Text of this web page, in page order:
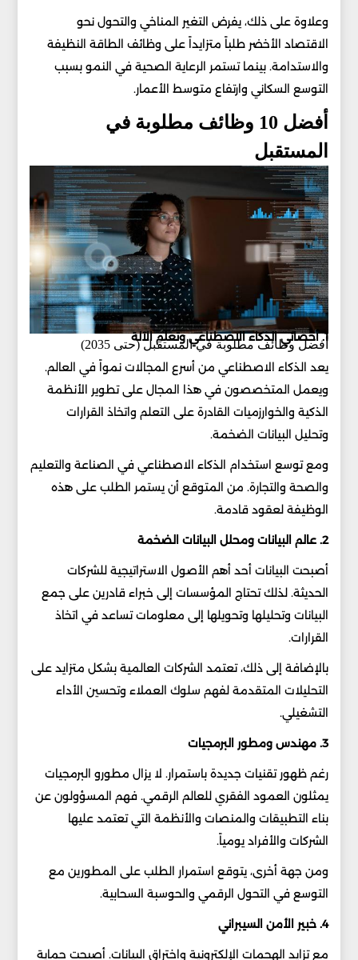
وعلاوة على ذلك، يفرض التغير المناخي والتحول نحو
الاقتصاد الأخضر طلباً متزايداً على وظائف الطاقة النظيفة
والاستدامة. بينما تستمر الرعاية الصحية في النمو بسبب
التوسع السكاني وارتفاع متوسط الأعمار.
أفضل 10 وظائف مطلوبة في
المستقبل
أفضل وظائف مطلوبة في المستقبل (حتى 2035)
1. أخصائي الذكاء الاصطناعي وتعلم الآلة
يعد الذكاء الاصطناعي من أسرع المجالات نمواً في العالم.
ويعمل المتخصصون في هذا المجال على تطوير الأنظمة
الذكية والخوارزميات القادرة على التعلم واتخاذ القرارات
وتحليل البيانات الضخمة.
ومع توسع استخدام الذكاء الاصطناعي في الصناعة والتعليم
والصحة والتجارة. من المتوقع أن يستمر الطلب على هذه
الوظيفة لعقود قادمة.
2. عالم البيانات ومحلل البيانات الضخمة
أصبحت البيانات أحد أهم الأصول الاستراتيجية للشركات
الحديثة. لذلك تحتاج المؤسسات إلى خبراء قادرين على جمع
البيانات وتحليلها وتحويلها إلى معلومات تساعد في اتخاذ
القرارات.
بالإضافة إلى ذلك، تعتمد الشركات العالمية بشكل متزايد على
التحليلات المتقدمة لفهم سلوك العملاء وتحسين الأداء
التشغيلي.
3. مهندس ومطور البرمجيات
رغم ظهور تقنيات جديدة باستمرار. لا يزال مطورو البرمجيات
يمثلون العمود الفقري للعالم الرقمي. فهم المسؤولون عن
بناء التطبيقات والمنصات والأنظمة التي تعتمد عليها
الشركات والأفراد يومياً.
ومن جهة أخرى، يتوقع استمرار الطلب على المطورين مع
التوسع في التحول الرقمي والحوسبة السحابية.
4. خبير الأمن السيبراني
مع تزايد الهجمات الإلكترونية واختراق البيانات. أصبحت حماية